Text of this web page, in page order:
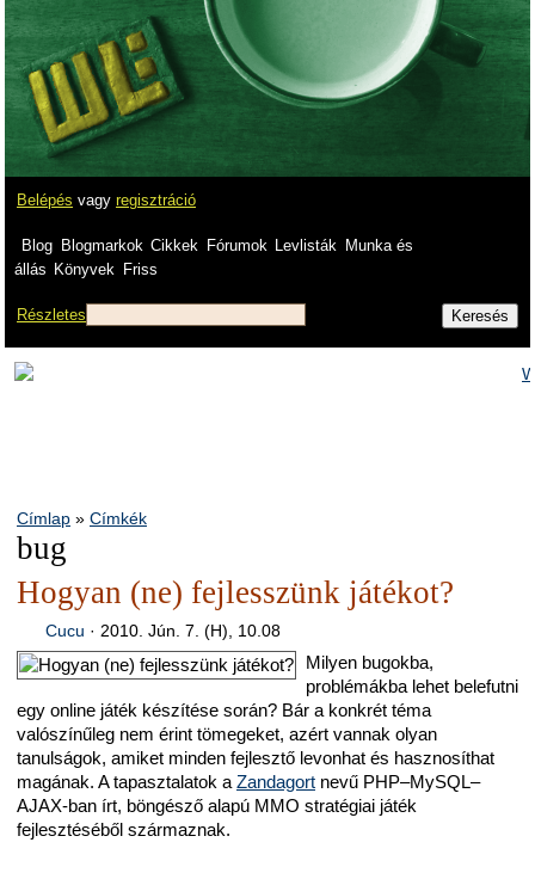
Belépés vagy regisztráció
Blog Blogmarkok Cikkek Fórumok Levlisták
Munka és
állás Könyvek Friss
Részletes
Címlap » Címkék
bug
Hogyan (ne) fejlesszünk játékot?
Cucu · 2010. Jún. 7. (H), 10.08
Milyen bugokba,
problémákba lehet belefutni
egy online játék készítése során? Bár a konkrét téma
valószínűleg nem érint tömegeket, azért vannak olyan
tanulságok, amiket minden fejlesztő levonhat és hasznosíthat
magának. A tapasztalatok a Zandagort nevű PHP–MySQL–
AJAX-ban írt, böngésző alapú MMO stratégiai játék
fejlesztéséből származnak.